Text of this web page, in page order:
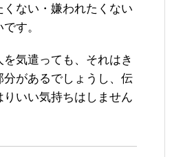
くない・嫌われたくない
す。
気遣っても、それはき
分があるでしょうし、伝
いい気持ちはしません